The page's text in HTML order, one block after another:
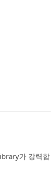
가 강력합